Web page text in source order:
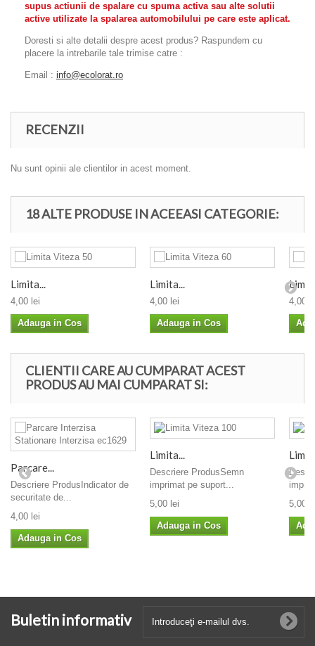
supus actiunii de spalare cu spuma activa sau alte solutii
active utilizate la spalarea automobilului pe care este aplicat.
Doresti si alte detalii despre acest produs? Raspundem cu
placere la intrebarile tale trimise catre :
Email : info@ecolorat.ro
RECENZII
Nu sunt opinii ale clientilor in acest moment.
18 ALTE PRODUSE IN ACEEASI CATEGORIE:
Limita...
4,00 lei
Adauga in Cos
Limita...
4,00 lei
Adauga in Cos
4,00
CLIENTII CARE AU CUMPARAT ACEST
PRODUS AU MAI CUMPARAT SI:
Parcare...
Descriere ProdusIndicator de
securitate de...
4,00 lei
Adauga in Cos
Limita...
Descriere ProdusSemn
imprimat pe suport...
5,00 lei
Adauga in Cos
5,00
Buletin informativ